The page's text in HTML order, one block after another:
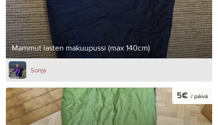
Mammut lasten makuupussi (max 140cm)
Sonja
5€ / päivä